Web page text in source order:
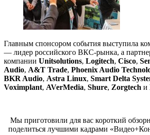
Главным спонсором события выступила
— лидер российского ВКС-рынка, а
компании Unitsolutions, Logitech, Cisco,
Audio, A&T Trade, Phoenix Audio
BKR Audio, Astra Linux, Smart Delta
Voximplant, AVerMedia, Shure, Zorgtech и
Мы приготовили для вас короткий
поделиться лучшими кадрами